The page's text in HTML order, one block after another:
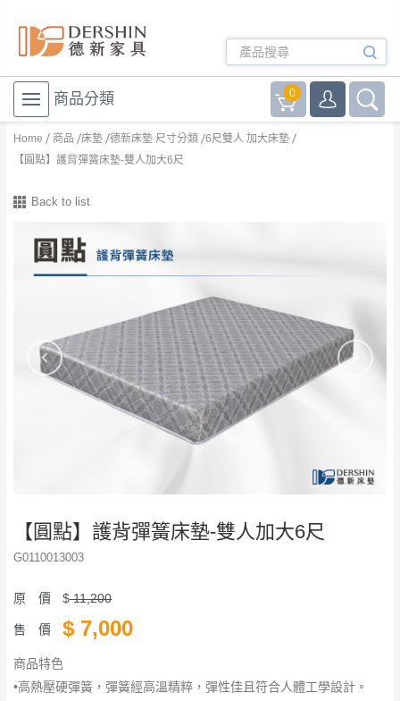
商品分類 0
Home 商品 床墊 德新床墊 尺寸分類
6尺雙人 加大床墊
【圓點】護背彈簧床墊-雙人加大6尺
Back to list
【圓點】護背彈簧床墊-雙人加大6尺
G0110013003
原 價 $11,200
售 價 $ 7,000
商品特色
•高熱壓硬彈簧，彈簧經高溫精粹，彈性佳且符合人體工學設計。